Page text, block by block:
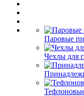
Паровые
Чехлы для